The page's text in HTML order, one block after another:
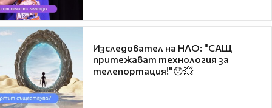
Изследовател на НЛО: "САЩ
притежават технология за
телепортация!"😯💥